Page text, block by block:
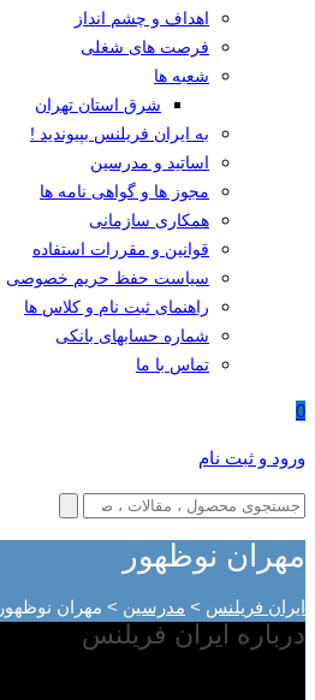
اهداف و چشم انداز
فرصت های شغلی
شعبه ها
شرق استان تهران
به ایران فریلنس بپیوندید !
اساتید و مدرسین
مجوز ها و گواهی نامه ها
همکاری سازمانی
قوانین و مقررات استفاده
سیاست حفظ حریم خصوصی
راهنمای ثبت نام و کلاس ها
شماره حسابهای بانکی
تماس با ما
0
ورود و ثبت نام
مهران نوظهور
ایران فریلنس > مدرسین > مهران نوظهور
درباره ایران فریلنس